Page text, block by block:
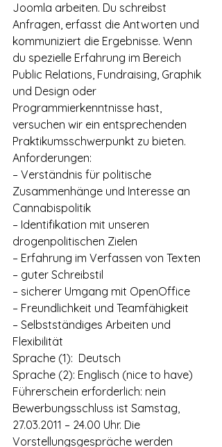
Joomla arbeiten. Du schreibst
Anfragen, erfasst die Antworten und
kommuniziert die Ergebnisse. Wenn
du spezielle Erfahrung im Bereich
Public Relations, Fundraising, Graphik
und Design oder
Programmierkenntnisse hast,
versuchen wir ein entsprechenden
Praktikumsschwerpunkt zu bieten.
Anforderungen:
– Verständnis für politische
Zusammenhänge und Interesse an
Cannabispolitik
– Identifikation mit unseren
drogenpolitischen Zielen
– Erfahrung im Verfassen von Texten
– guter Schreibstil
– sicherer Umgang mit OpenOffice
– Freundlichkeit und Teamfähigkeit
– Selbstständiges Arbeiten und
Flexibilität
Sprache (1):  Deutsch
Sprache (2): Englisch (nice to have)
Führerschein erforderlich: nein
Bewerbungsschluss ist Samstag,
27.03.2011 – 24.00 Uhr. Die
Vorstellungsgespräche werden